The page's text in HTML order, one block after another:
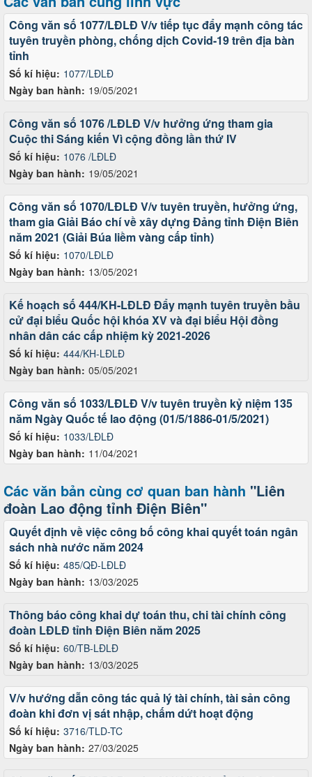
Số kí hiệu: 1077/LĐLĐ
Ngày ban hành: 19/05/2021
Công văn số 1077/LĐLĐ V/v tiếp tục đẩy mạnh công tác
tuyên truyền phòng, chống dịch Covid-19 trên địa bàn
tỉnh
Số kí hiệu: 1076 /LĐLĐ
Ngày ban hành: 19/05/2021
Công văn số 1076 /LĐLĐ V/v hưởng ứng tham gia
Cuộc thi Sáng kiến Vì cộng đồng lần thứ IV
Số kí hiệu: 1070/LĐLĐ
Ngày ban hành: 13/05/2021
Công văn số 1070/LĐLĐ V/v tuyên truyền, hưởng ứng,
tham gia Giải Báo chí về xây dựng Đảng tỉnh Điện Biên
năm 2021 (Giải Búa liềm vàng cấp tỉnh)
Số kí hiệu: 444/KH-LĐLĐ
Ngày ban hành: 05/05/2021
Kế hoạch số 444/KH-LĐLĐ Đẩy mạnh tuyên truyền bầu
cử đại biểu Quốc hội khóa XV và đại biểu Hội đồng
nhân dân các cấp nhiệm kỳ 2021-2026
Số kí hiệu: 1033/LĐLĐ
Ngày ban hành: 11/04/2021
Công văn số 1033/LĐLĐ V/v tuyên truyền kỷ niệm 135
năm Ngày Quốc tế lao động (01/5/1886-01/5/2021)
Các văn bản cùng cơ quan ban hành "Liên
đoàn Lao động tỉnh Điện Biên"
Số kí hiệu: 485/QĐ-LĐLĐ
Ngày ban hành: 13/03/2025
Quyết định về việc công bố công khai quyết toán ngân
sách nhà nước năm 2024
Số kí hiệu: 60/TB-LĐLĐ
Ngày ban hành: 13/03/2025
Thông báo công khai dự toán thu, chi tài chính công
đoàn LĐLĐ tỉnh Điện Biên năm 2025
Số kí hiệu: 3716/TLD-TC
Ngày ban hành: 27/03/2025
V/v hướng dẫn công tác quả lý tài chính, tài sản công
đoàn khi đơn vị sát nhập, chấm dứt hoạt động